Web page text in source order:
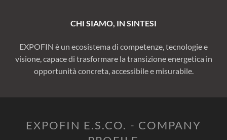
CHI SIAMO, IN SINTESI
EXPOFIN è un ecosistema di competenze, tecnologie e
visione, capace di trasformare la transizione energetica in
opportunità concreta, accessibile e misurabile.
EXPOFIN E.S.CO. - COMPANY